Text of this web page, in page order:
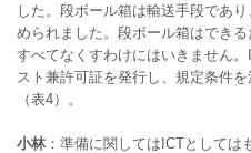
した。段ボール箱は輸送手段であ
められました。段ボール箱はでき
すべてなくすわけにはいきません
スト兼許可証を発行し、規定条件
（表4）。
小林：準備に関してはICTとしては